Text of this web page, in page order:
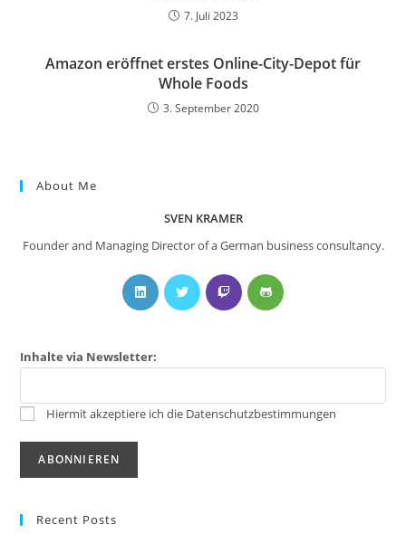
7. Juli 2023
Amazon eröffnet erstes Online-City-Depot für
Whole Foods
3. September 2020
About Me
SVEN KRAMER
Founder and Managing Director of a German business consultancy.
Inhalte via Newsletter:
Hiermit akzeptiere ich die Datenschutzbestimmungen
Recent Posts